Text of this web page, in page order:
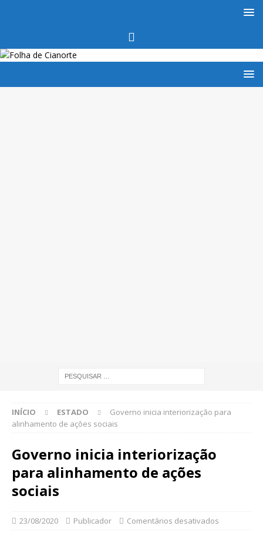
INÍCIO ESTADO
Governo inicia interiorização para
alinhamento de ações sociais
Governo inicia interiorização
para alinhamento de ações
sociais
23/08/2020 Publicador Comentários desativados